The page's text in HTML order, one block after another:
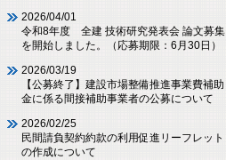
2026/04/01
令和8年度 全建 技術研究発表会 論文募集
を開始しました。（応募期限：6月30日）
2026/03/19
【公募終了】建設市場整備推進事業費補助
金に係る間接補助事業者の公募について
2026/02/25
民間請負契約約款の利用促進リーフレット
の作成について